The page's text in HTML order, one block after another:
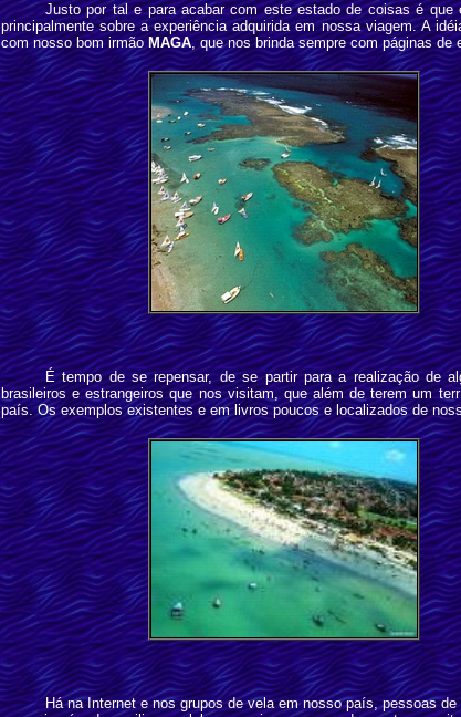
Justo por tal e para acabar com este estado de coisas é
principalmente sobre a experiência adquirida em nossa viagem. A
com nosso bom irmãoMAGA, que nos brinda sempre com páginas de
É tempo de se repensar, de se partir para a realização de
brasileiros e estrangeiros que nos visitam, que além de terem um
país. Os exemplos existentes e em livros poucos e localizados de
Há na Internet e nos grupos de vela em nosso país, pessoas